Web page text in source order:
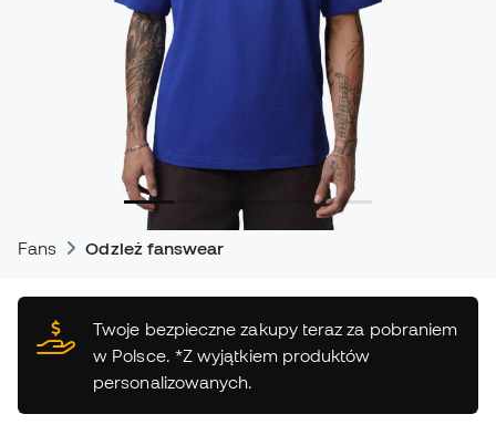
Fans Odzież fanswear
Twoje bezpieczne zakupy teraz za pobraniem
w Polsce. *Z wyjątkiem produktów
personalizowanych.